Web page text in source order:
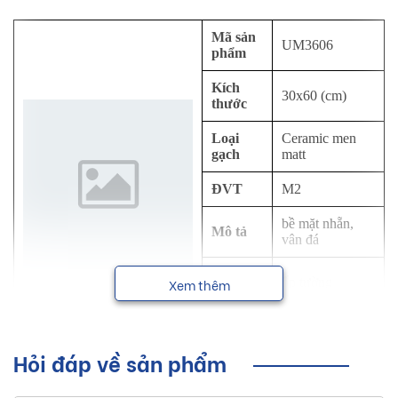
Mã sản
phẩm
UM3606
Kích
thước
30x60 (cm)
Loại
gạch
Ceramic men
matt
ĐVT M2
Mô tả
bề mặt nhẵn,
vân đá
dụng
Sơ lược về sản phẩm gạch ốp tường
Xem thêm
Hỏi đáp về sản phẩm